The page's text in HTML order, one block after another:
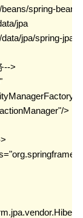
beans/spring-
jpa
jpa/spring-
-->
>